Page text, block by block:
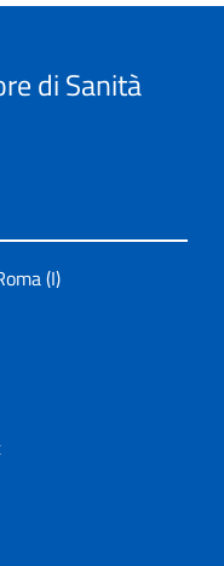
di Sanità
(I)